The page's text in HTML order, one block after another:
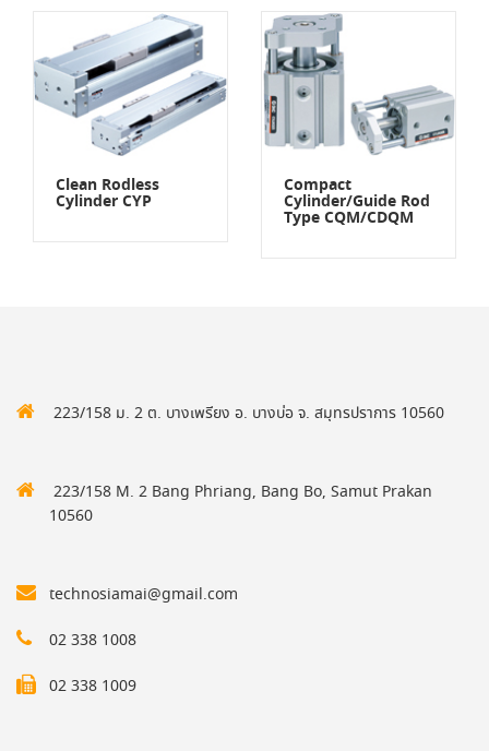
Clean Rodless
Cylinder CYP
Compact
Cylinder/Guide Rod
Type CQM/CDQM
223/158 ม. 2 ต. บางเพรียง อ. บางบ่อ จ. สมุทรปราการ 10560
223/158 M. 2 Bang Phriang, Bang Bo, Samut Prakan
10560
technosiamai@gmail.com
02 338 1008
02 338 1009